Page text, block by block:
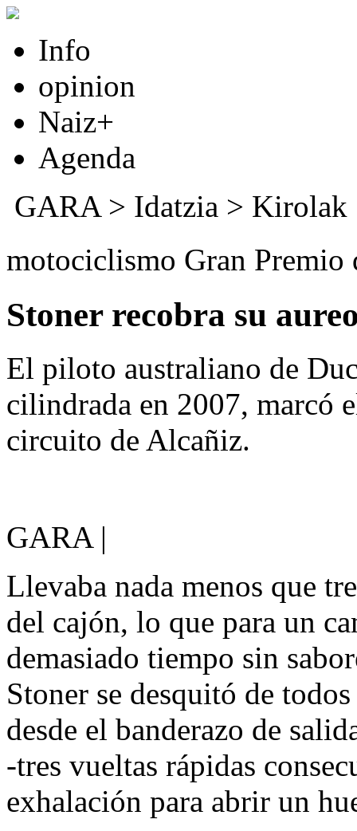
Info
opinion
Naiz+
Agenda
GARA> Idatzia > Kirolak
motociclismo Gran
Stoner recobra su
El piloto australiano de
cilindrada en 2007, marcó
circuito de Alcañiz.
GARA |
Llevaba nada menos que
del cajón, lo que para un
demasiado tiempo sin
Stoner se desquitó de
desde el banderazo de
-tres vueltas rápidas
exhalación para abrir un